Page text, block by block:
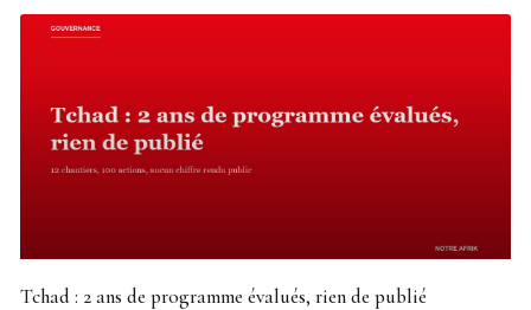
Tchad : 2 ans de programme évalués, rien de publié